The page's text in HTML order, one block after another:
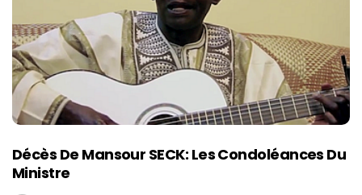
Décès De Mansour SECK: Les Condoléances Du
Ministre